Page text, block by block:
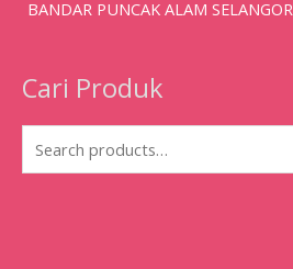
BANDAR PUNCAK ALAM SELANGOR
Cari Produk
Search